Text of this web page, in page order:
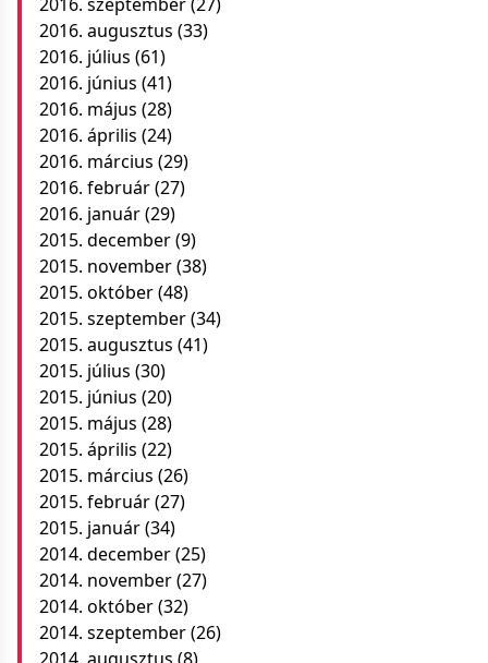
2016. augusztus (33)
2016. július (61)
2016. június (41)
2016. május (28)
2016. április (24)
2016. március (29)
2016. február(27)
2016. január(29)
2015. december(9)
2015. november(38)
2015. október(48)
2015. szeptember(34)
2015. augusztus (41)
2015. július (30)
2015. június (20)
2015. május (28)
2015. április (22)
2015. március (26)
2015. február(27)
2015. január(34)
2014. december(25)
2014. november(27)
2014. október(32)
2014. szeptember(26)